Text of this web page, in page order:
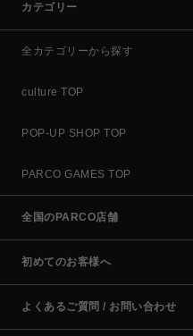
カテゴリー
全カテゴリーから探す
culture TOP
POP-UP SHOP TOP
PARCO GAMES TOP
全国のPARCO店舗
初めてのお客様へ
よくあるご質問 / お問い合わせ